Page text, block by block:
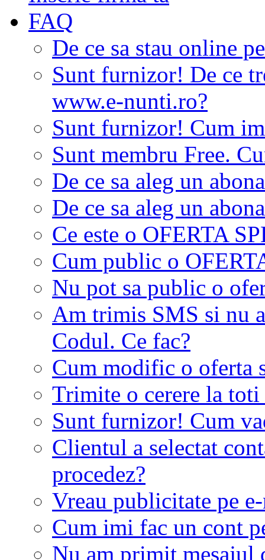
FAQ
De ce sa stau online
Sunt furnizor! De ce
www.e-nunti.ro?
Sunt furnizor! Cum
Sunt membru Free.
De ce sa aleg un
De ce sa aleg un
Ce este o OFERTA
Cum public o
Nu pot sa public o
Am trimis SMS si nu
Codul. Ce fac?
Cum modific o oferta
Trimite o cerere la
Sunt furnizor! Cum
Clientul a selectat
procedez?
Vreau publicitate pe
Cum imi fac un cont
Nu am primit mesajul